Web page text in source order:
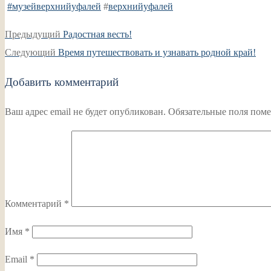
#музейверхнийуфалей #верхнийуфалей
Навигация
по
Предыдущий Предыдущая
запись:
Радостная весть!
Следующий Следующая
Время путешествовать и узнавать родной край!
Добавить комментарий
Ваш адрес email не будет опубликован. Обязательные поля
Комментарий *
Имя *
Email *